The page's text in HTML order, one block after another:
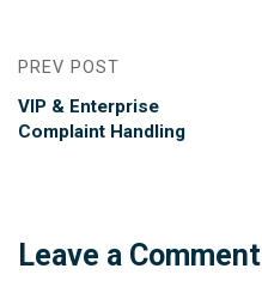
PREV POST
VIP & Enterprise
Complaint Handling
Leave a Comment